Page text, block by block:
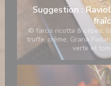
Suggestion :
© farcis ricotta & cèpes,
truffe, crème, Grana
verte et